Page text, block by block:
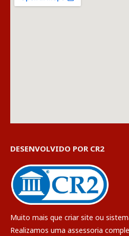
DESENVOLVIDO POR CR2
Muito mais que criar site ou
Realizamos uma assessoria